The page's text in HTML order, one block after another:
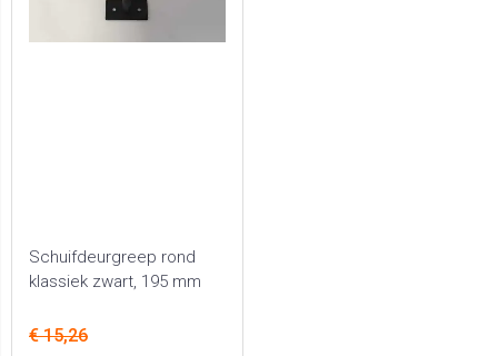
Schuifdeurgreep rond
klassiek zwart, 195 mm
€ 15,26